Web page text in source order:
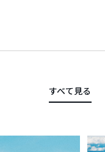
すべて見る